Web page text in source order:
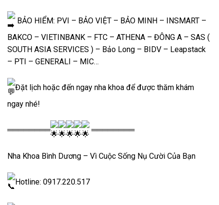
BẢO HIỂM: PVI – BẢO VIỆT – BẢO MINH – INSMART –
BAKCO – VIETINBANK – FTC – ATHENA – ĐÔNG A – SAS (
SOUTH ASIA SERVICES ) – Bảo Long – BIDV – Leapstack
– PTI – GENERALI – MIC…
Đặt lịch hoặc đến ngay nha khoa để được thăm khám
ngay nhé!
════════ ════════
Nha Khoa Bình Dương – Vì Cuộc Sống Nụ Cười Của Bạn
Hotline: 0917.220.517